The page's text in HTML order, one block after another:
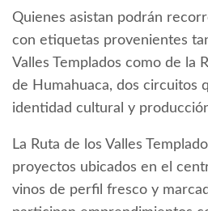
Quienes asistan podrán
con etiquetas provenientes
Valles Templados como de la
de Humahuaca, dos circuitos
identidad cultural y
La Ruta de los Valles
proyectos ubicados en el
vinos de perfil fresco y